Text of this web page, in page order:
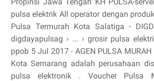
pulsa elektrik All operator dengan
Pulsa Termurah Kota Salatiga -
digdayapulsag › ... › grosir pulsa
ppob 5 Jul 2017 - AGEN PULSA
Kota Semarang adalah perusahaan
pulsa elektronik . Voucher Pulsa